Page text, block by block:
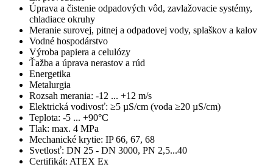
Úprava a čistenie odpadových vôd, zavlažovacie systémy,
chladiace okruhy
Meranie surovej, pitnej a odpadovej vody, splaškov a kalov
Vodné hospodárstvo
Výroba papiera a celulózy
Ťažba a úprava nerastov a rúd
Energetika
Metalurgia
Rozsah merania: -12 ... +12 m/s
Elektrická vodivosť: ≥5 µS/cm (voda ≥20 µS/cm)
Teplota: -5 ... +90°C
Tlak: max. 4 MPa
Mechanické krytie: IP 66, 67, 68
Svetlosť: DN 25 - DN 3000, PN 2,5...40
Certifikát: ATEX Ex